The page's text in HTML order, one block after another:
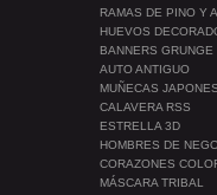
RAMAS DE PINO Y
HUEVOS
BANNERS GRUNGE
AUTO ANTIGUO
MUÑECAS
CALAVERA RSS
ESTRELLA 3D
HOMBRES DE
CORAZONES
MÁSCARA TRIBAL